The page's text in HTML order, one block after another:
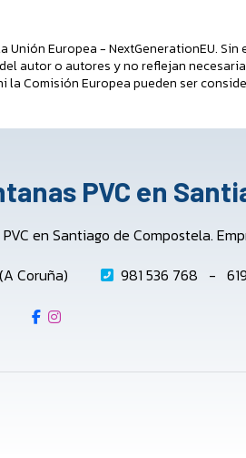
Unión Europea - NextGenerationEU.
autor o autores y no reflejan
la Comisión Europea pueden ser
PVC en
en Santiago de Compostela.
Coruña)
981 536 768 -